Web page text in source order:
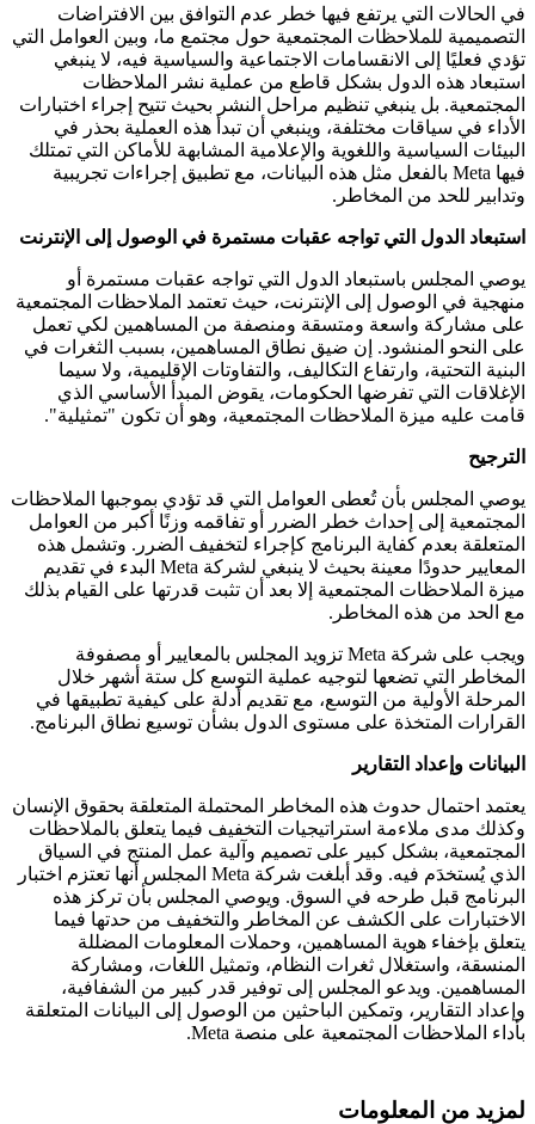
في الحالات التي يرتفع فيها خطر عدم التوافق بين الافتراضات
التصميمية للملاحظات المجتمعية حول مجتمع ما، وبين العوامل التي
تؤدي فعليًا إلى الانقسامات الاجتماعية والسياسية فيه، لا ينبغي
استبعاد هذه الدول بشكل قاطع من عملية نشر الملاحظات
المجتمعية. بل ينبغي تنظيم مراحل النشر بحيث تتيح إجراء اختبارات
الأداء في سياقات مختلفة، وينبغي أن تبدأ هذه العملية بحذر في
البيئات السياسية واللغوية والإعلامية المشابهة للأماكن التي تمتلك
فيها Meta بالفعل مثل هذه البيانات، مع تطبيق إجراءات تجريبية
وتدابير للحد من المخاطر.
استبعاد الدول التي تواجه عقبات مستمرة في الوصول إلى الإنترنت
يوصي المجلس باستبعاد الدول التي تواجه عقبات مستمرة أو
منهجية في الوصول إلى الإنترنت، حيث تعتمد الملاحظات المجتمعية
على مشاركة واسعة ومتسقة ومنصفة من المساهمين لكي تعمل
على النحو المنشود. إن ضيق نطاق المساهمين، بسبب الثغرات في
البنية التحتية، وارتفاع التكاليف، والتفاوتات الإقليمية، ولا سيما
الإغلاقات التي تفرضها الحكومات، يقوض المبدأ الأساسي الذي
قامت عليه ميزة الملاحظات المجتمعية، وهو أن تكون "تمثيلية".
الترجيح
يوصي المجلس بأن تُعطى العوامل التي قد تؤدي بموجبها الملاحظات
المجتمعية إلى إحداث خطر الضرر أو تفاقمه وزنًا أكبر من العوامل
المتعلقة بعدم كفاية البرنامج كإجراء لتخفيف الضرر. وتشمل هذه
المعايير حدودًا معينة بحيث لا ينبغي لشركة Meta البدء في تقديم
ميزة الملاحظات المجتمعية إلا بعد أن تثبت قدرتها على القيام بذلك
مع الحد من هذه المخاطر.
ويجب على شركة Meta تزويد المجلس بالمعايير أو مصفوفة
المخاطر التي تضعها لتوجيه عملية التوسع كل ستة أشهر خلال
المرحلة الأولية من التوسع، مع تقديم أدلة على كيفية تطبيقها في
القرارات المتخذة على مستوى الدول بشأن توسيع نطاق البرنامج.
البيانات وإعداد التقارير
يعتمد احتمال حدوث هذه المخاطر المحتملة المتعلقة بحقوق الإنسان
وكذلك مدى ملاءمة استراتيجيات التخفيف فيما يتعلق بالملاحظات
المجتمعية، بشكل كبير على تصميم وآلية عمل المنتج في السياق
الذي يُستخدَم فيه. وقد أبلغت شركة Meta المجلس أنها تعتزم اختبار
البرنامج قبل طرحه في السوق. ويوصي المجلس بأن تركز هذه
الاختبارات على الكشف عن المخاطر والتخفيف من حدتها فيما
يتعلق بإخفاء هوية المساهمين، وحملات المعلومات المضللة
المنسقة، واستغلال ثغرات النظام، وتمثيل اللغات، ومشاركة
المساهمين. ويدعو المجلس إلى توفير قدر كبير من الشفافية،
وإعداد التقارير، وتمكين الباحثين من الوصول إلى البيانات المتعلقة
بأداء الملاحظات المجتمعية على منصة Meta.
لمزيد من المعلومات